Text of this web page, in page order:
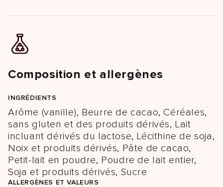
Composition et allergènes
INGRÉDIENTS
Arôme (vanille), Beurre de cacao, Céréales,
sans gluten et des produits dérivés, Lait
incluant dérivés du lactose, Lécithine de soja,
Noix et produits dérivés, Pâte de cacao,
Petit-lait en poudre, Poudre de lait entier,
Soja et produits dérivés, Sucre
ALLERGÈNES ET VALEURS